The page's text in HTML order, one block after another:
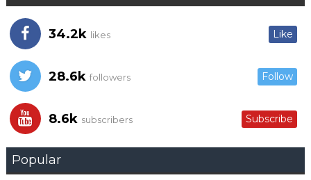
34.2k likes Like
28.6k followers Follow
8.6k subscribers Subscribe
Popular